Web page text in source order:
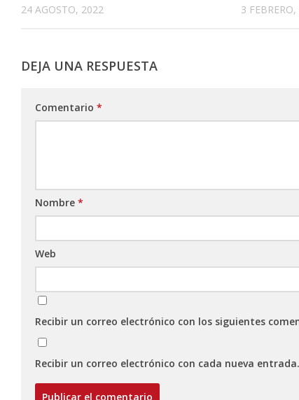
24 AGOSTO, 2022 3
DEJA UNA RESPUESTA
Comentario *
Nombre *
Web
Recibir un correo electrónico con los siguientes
Recibir un correo electrónico con cada nueva entrada.